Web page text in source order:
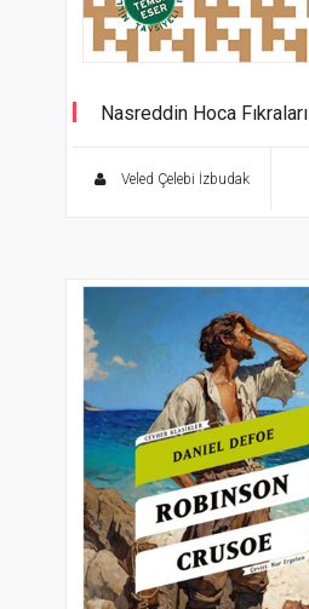
Nasreddin Hoca Fıkraları
Veled Çelebi İzbudak